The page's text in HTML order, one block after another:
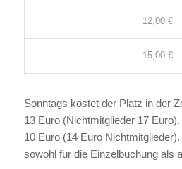
12,00 €
15,00 €
Sonntags kostet der Platz in der
13 Euro (Nichtmitglieder 17
10 Euro (14 Euro
sowohl für die Einzelbuchung als